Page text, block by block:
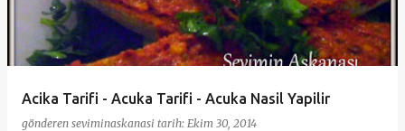
Acika Tarifi - Acuka Tarifi - Acuka Nasil Yapilir
gönderen seviminaskanasi tarih: Ekim 30, 2014